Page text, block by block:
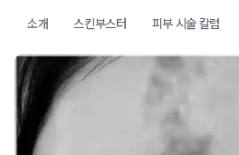
소개
스킨부스터 피부 시술 칼럼